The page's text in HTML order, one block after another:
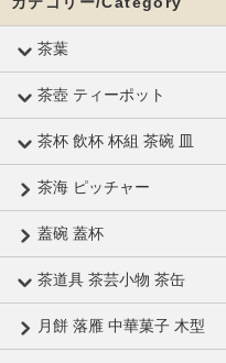
茶葉
茶壺 ティーポット
茶杯 飲杯 杯組 茶碗 皿
茶海 ピッチャー
蓋碗 蓋杯
茶道具 茶芸小物 茶缶
月餅 落雁 中華菓子 木型